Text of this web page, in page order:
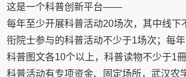
这是一个科普创新平台——
每年至少开展科普活动20场次，其中线下
衔院士参与的科普活动不少于1场次；每年
科普图文各10个以上，科普读物不少于1冊
科普活动有专项资金、固定场所，武汉农